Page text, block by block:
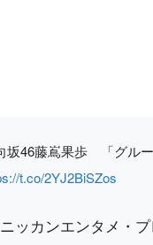
坂46藤嶌果歩 「グル
t.co/2YJ2BiSZos
ッカンエンタメ・